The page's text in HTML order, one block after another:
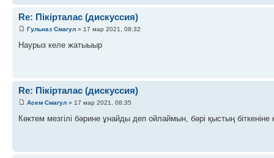
Re: Пікірталас (дискуссия)
Гульназ Смагул » 17 мар 2021, 08:32
Наурыз келе жатыыыр
Re: Пікірталас (дискуссия)
Асем Смагул » 17 мар 2021, 08:35
Көктем мезгілі бәрине ұнайды деп ойлаймын, бәрі қыстың біткеніне